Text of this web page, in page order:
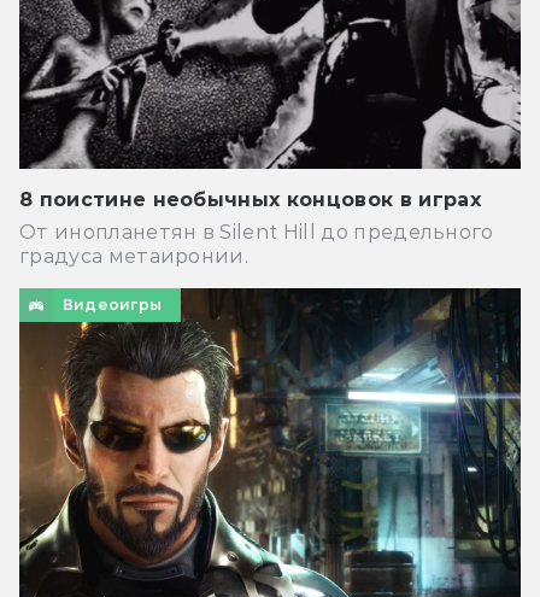
8 поистине необычных концовок в играх
От инопланетян в Silent Hill до предельного
градуса метаиронии.
Видеоигры